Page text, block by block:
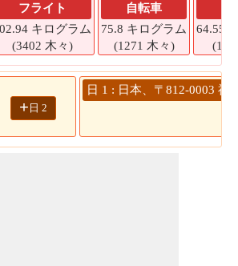
フライト
キログラム
(3402 木々)
自転車
75.8 キログラム
(1271 木々)
64.55
+ 日 2
日 1 : 日本、〒812-0003